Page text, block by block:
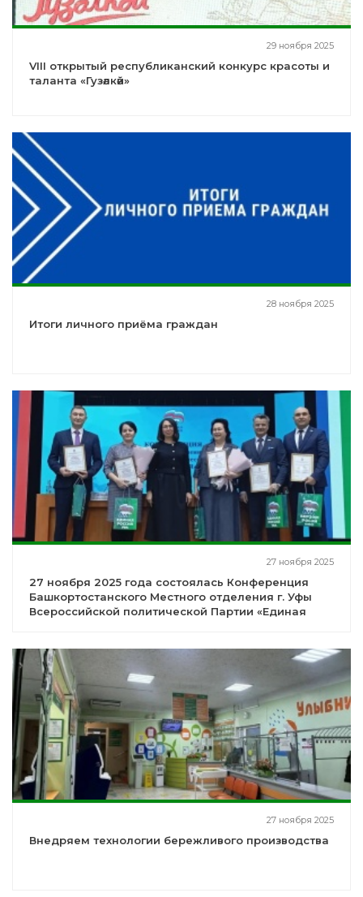
29 ноября 2025
VIII открытый республиканский конкурс красоты и
таланта «Гузәлкәй»
28 ноября 2025
Итоги личного приёма граждан
27 ноября 2025
27 ноября 2025 года состоялась Конференция
Башкортостанского Местного отделения г. Уфы
Всероссийской политической Партии «Единая
27 ноября 2025
Внедряем технологии бережливого производства